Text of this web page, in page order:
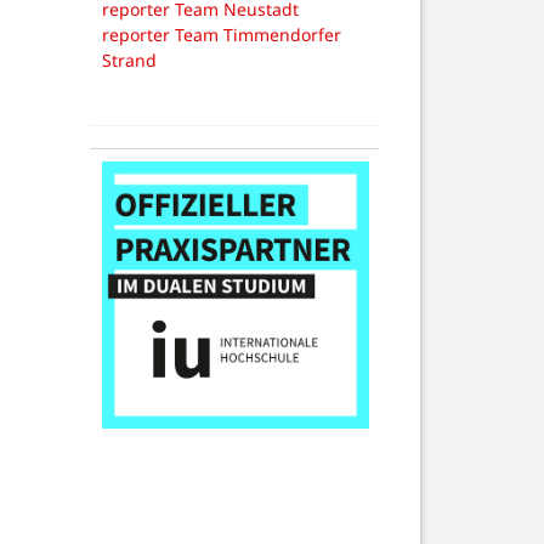
reporter Team Neustadt
reporter Team Timmendorfer
Strand